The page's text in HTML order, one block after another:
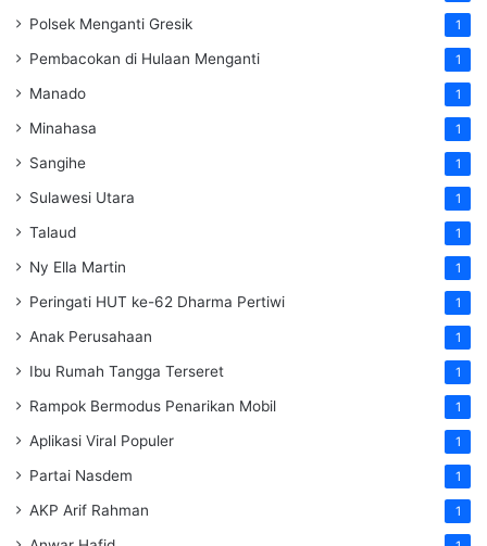
Polsek Menganti Gresik 1
Pembacokan di Hulaan Menganti 1
Manado 1
Minahasa 1
Sangihe 1
Sulawesi Utara 1
Talaud 1
Ny Ella Martin 1
Peringati HUT ke-62 Dharma Pertiwi 1
Anak Perusahaan 1
Ibu Rumah Tangga Terseret 1
Rampok Bermodus Penarikan Mobil 1
Aplikasi Viral Populer 1
Partai Nasdem 1
AKP Arif Rahman 1